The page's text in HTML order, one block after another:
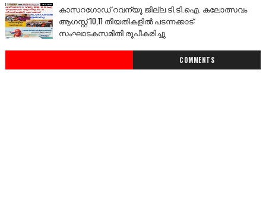
കാസറഗോഡ് റവന്യൂ ജില്ല ടി.ടി.ഐ. കലോത്സവം
ആഗസ്റ്റ് 10,11 തീയതികളിൽ പടന്നക്കാട്:
സംഘാടകസമിതി രൂപീകരിച്ചു
COMMENTS